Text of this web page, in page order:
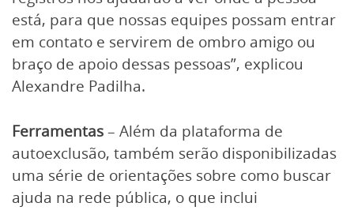
está, para que nossas equipes possam entrar
em contato e servirem de ombro amigo ou
braço de apoio dessas pessoas”, explicou
Alexandre Padilha.
Ferramentas– Além da plataforma de
autoexclusão, também serão disponibilizadas
uma série de orientações sobre como buscar
ajuda na rede pública, o que inclui